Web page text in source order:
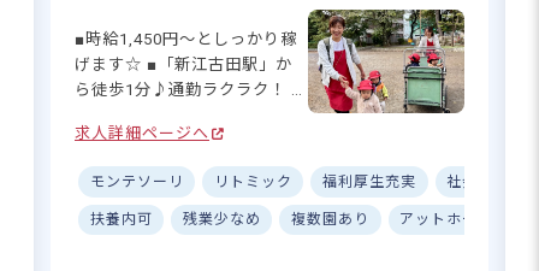
にスキルアップが可能。先輩
スタッフからは「子どものた
めに良いことを考えられる」
る」という声も。男性保育士
場環境です♪
※自転車通勤可（敷地内に駐輪スペース
完備）
りの休日と安定の給与で、笑顔の
保育を。
■時給1,450円～としっかり稼
げます☆ ■「新江古田駅」か
ら徒歩1分♪通勤ラクラク！ ■
リハリある働き方◎ ■複数シ
フトパターンありで柔軟に働
ける☆ ーー【子どもたちの笑
顔があふれる、あたたかな保
求人詳細ページへ
モンテソーリ リトミック 福利厚生充実 社会保険完
扶養内可 残業少なめ 複数園あり アットホーム